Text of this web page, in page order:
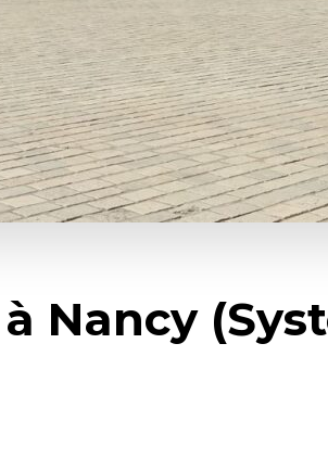
Nancy